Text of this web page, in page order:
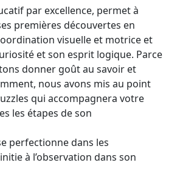
par excellence, permet à
premières découvertes en
visuelle et motrice et
et son esprit logique. Parce
donner goût au savoir et
nous avons mis au point
qui accompagnera votre
les étapes de son
perfectionne dans les
à l’observation dans son